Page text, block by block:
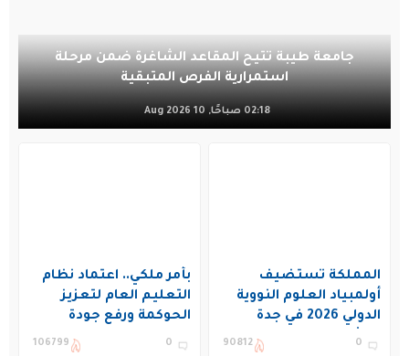
جامعة طيبة تتيح المقاعد الشاغرة ضمن مرحلة
استمرارية الفرص المتبقية
02:18 صباحًا, 10 Aug 2026
المملكة تستضيف
أولمبياد العلوم النووية
الدولي 2026 في جدة
بمشاركة 19 دولة
0
90812
بأمر ملكي.. اعتماد نظام
التعليم العام لتعزيز
الحوكمة ورفع جودة
التعليم في المملكة
0
106799